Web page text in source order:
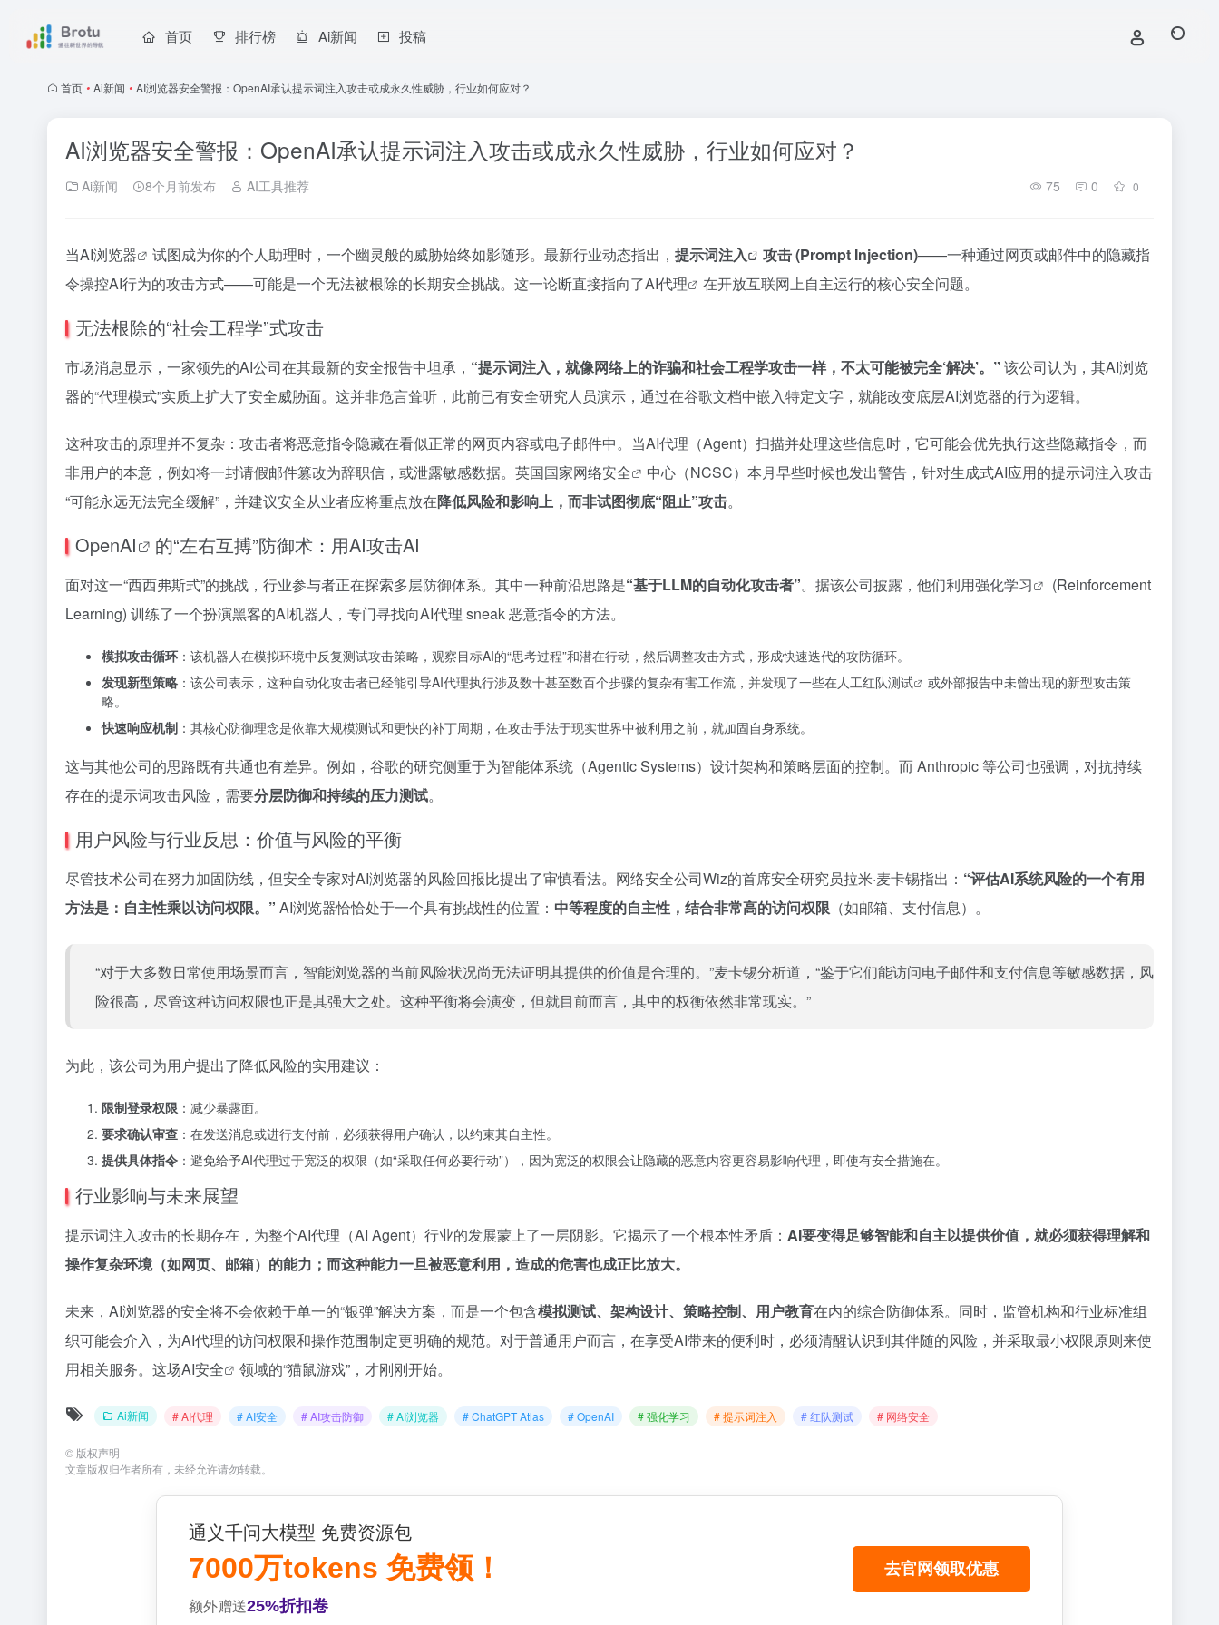
首页 排行榜 Ai新闻 投稿
首页 • Ai新闻 • AI浏览器安全警报：OpenAI承认提示词注入攻击或成永久性威胁，行业如何应对？
AI浏览器安全警报：OpenAI承认提示词注入攻击或成永久性威胁，行业如何应对？
Ai新闻 8个月前发布 AI工具推荐 75 0 0
当AI浏览器 试图成为你的个人助理时，一个幽灵般的威胁始终如影随形。最新行业动态指出， 提示词注入 攻击 (Prompt Injection)——一种通过网页或邮件中的隐藏指
令操控AI行为的攻击方式——可能是一个无法被根除的长期安全挑战。这一论断直接指向了AI代理 在开放互联网上自主运行的核心安全问题。
无法根除的“社会工程学”式攻击
市场消息显示，一家领先的AI公司在其最新的安全报告中坦承， “提示词注入，就像网络上的诈骗和社会工程学攻击一样，不太可能被完全‘解决’。” 该公司认为，其AI浏览
器的“代理模式”实质上扩大了安全威胁面。这并非危言耸听，此前已有安全研究人员演示，通过在谷歌文档中嵌入特定文字，就能改变底层AI浏览器的行为逻辑。
这种攻击的原理并不复杂：攻击者将恶意指令隐藏在看似正常的网页内容或电子邮件中。当AI代理（Agent）扫描并处理这些信息时，它可能会优先执行这些隐藏指令，而
非用户的本意，例如将一封请假邮件篡改为辞职信，或泄露敏感数据。英国国家网络安全
中心（NCSC）本月早些时候也发出警告，针对生成式AI应用的提示词注入攻击
“可能永远无法完全缓解”，并建议安全从业者应将重点放在降低风险和影响上，而非试图彻底“阻止”攻击。
OpenAI 的“左右互搏”防御术：用AI攻击AI
面对这一“西西弗斯式”的挑战，行业参与者正在探索多层防御体系。其中一种前沿思路是“基于LLM的自动化攻击者”。据该公司披露，他们利用强化学习
(Reinforcement
Learning) 训练了一个扮演黑客的AI机器人，专门寻找向AI代理 sneak 恶意指令的方法。
模拟攻击循环 ：该机器人在模拟环境中反复测试攻击策略，观察目标AI的“思考过程”和潜在行动，然后调整攻击方式，形成快速迭代的攻防循环。
发现新型策略 ：该公司表示，这种自动化攻击者已经能引导AI代理执行涉及数十甚至数百个步骤的复杂有害工作流，并发现了一些在人工红队测试
或外部报告中未曾出现的新型攻击策
略。
快速响应机制 ：其核心防御理念是依靠大规模测试和更快的补丁周期，在攻击手法于现实世界中被利用之前，就加固自身系统。
这与其他公司的思路既有共通也有差异。例如，谷歌的研究侧重于为智能体系统（Agentic Systems）设计架构和策略层面的控制。而 Anthropic 等公司也强调，对抗持续
存在的提示词攻击风险，需要分层防御和持续的压力测试。
用户风险与行业反思：价值与风险的平衡
尽管技术公司在努力加固防线，但安全专家对AI浏览器的风险回报比提出了审慎看法。网络安全公司Wiz的首席安全研究员拉米·麦卡锡指出： “评估AI系统风险的一个有用
方法是：自主性乘以访问权限。” AI浏览器恰恰处于一个具有挑战性的位置： 中等程度的自主性，结合非常高的访问权限 （如邮箱、支付信息）。
“对于大多数日常使用场景而言，智能浏览器的当前风险状况尚无法证明其提供的价值是合理的。”麦卡锡分析道，“鉴于它们能访问电子邮件和支付信息等敏感数据，风
险很高，尽管这种访问权限也正是其强大之处。这种平衡将会演变，但就目前而言，其中的权衡依然非常现实。”
为此，该公司为用户提出了降低风险的实用建议：
限制登录权限 ：减少暴露面。
要求确认审查 ：在发送消息或进行支付前，必须获得用户确认，以约束其自主性。
提供具体指令 ：避免给予AI代理过于宽泛的权限（如“采取任何必要行动”），因为宽泛的权限会让隐藏的恶意内容更容易影响代理，即使有安全措施在。
行业影响与未来展望
提示词注入攻击的长期存在，为整个AI代理（AI Agent）行业的发展蒙上了一层阴影。它揭示了一个根本性矛盾： AI要变得足够智能和自主以提供价值，就必须获得理解和
操作复杂环境（如网页、邮箱）的能力；而这种能力一旦被恶意利用，造成的危害也成正比放大。
未来，AI浏览器的安全将不会依赖于单一的“银弹”解决方案，而是一个包含模拟测试、架构设计、策略控制、用户教育在内的综合防御体系。同时，监管机构和行业标准组
织可能会介入，为AI代理的访问权限和操作范围制定更明确的规范。对于普通用户而言，在享受AI带来的便利时，必须清醒认识到其伴随的风险，并采取最小权限原则来使
用相关服务。这场AI安全 领域的“猫鼠游戏”，才刚刚开始。
Ai新闻 # AI代理 # AI安全 # AI攻击防御 # AI浏览器 # ChatGPT Atlas # OpenAI # 强化学习 # 提示词注入 # 红队测试 # 网络安全
© 版权声明
文章版权归作者所有，未经允许请勿转载。
通义千问大模型 免费资源包
7000万tokens 免费领！
额外赠送25%折扣卷
去官网领取优惠